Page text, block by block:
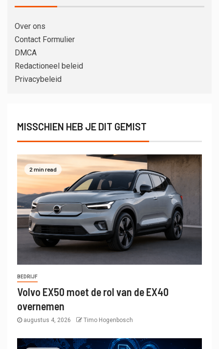
Over ons
Contact Formulier
DMCA
Redactioneel beleid
Privacybeleid
MISSCHIEN HEB JE DIT GEMIST
2 min read
BEDRIJF
Volvo EX50 moet de rol van de EX40
overnemen
augustus 4, 2026 Timo Hogenbosch